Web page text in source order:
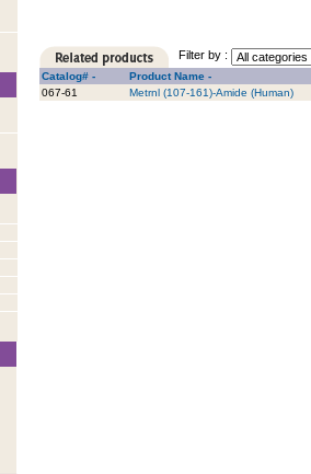
Filter by :
Catalog# -
Product Name -
067-61
Metrnl (107-161)-Amide (Human)